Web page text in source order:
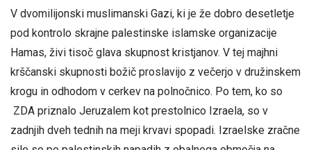
V dvomilijonski muslimanski Gazi, ki je že dobro desetletje
pod kontrolo skrajne palestinske islamske organizacije
Hamas, živi tisoč glava skupnost kristjanov. V tej majhni
krščanski skupnosti božič proslavijo z večerjo v družinskem
krogu in odhodom v cerkev na polnočnico. Po tem, ko so
ZDA priznalo Jeruzalem kot prestolnico Izraela, so v
zadnjih dveh tednih na meji krvavi spopadi. Izraelske zračne